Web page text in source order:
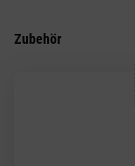
Zubehör